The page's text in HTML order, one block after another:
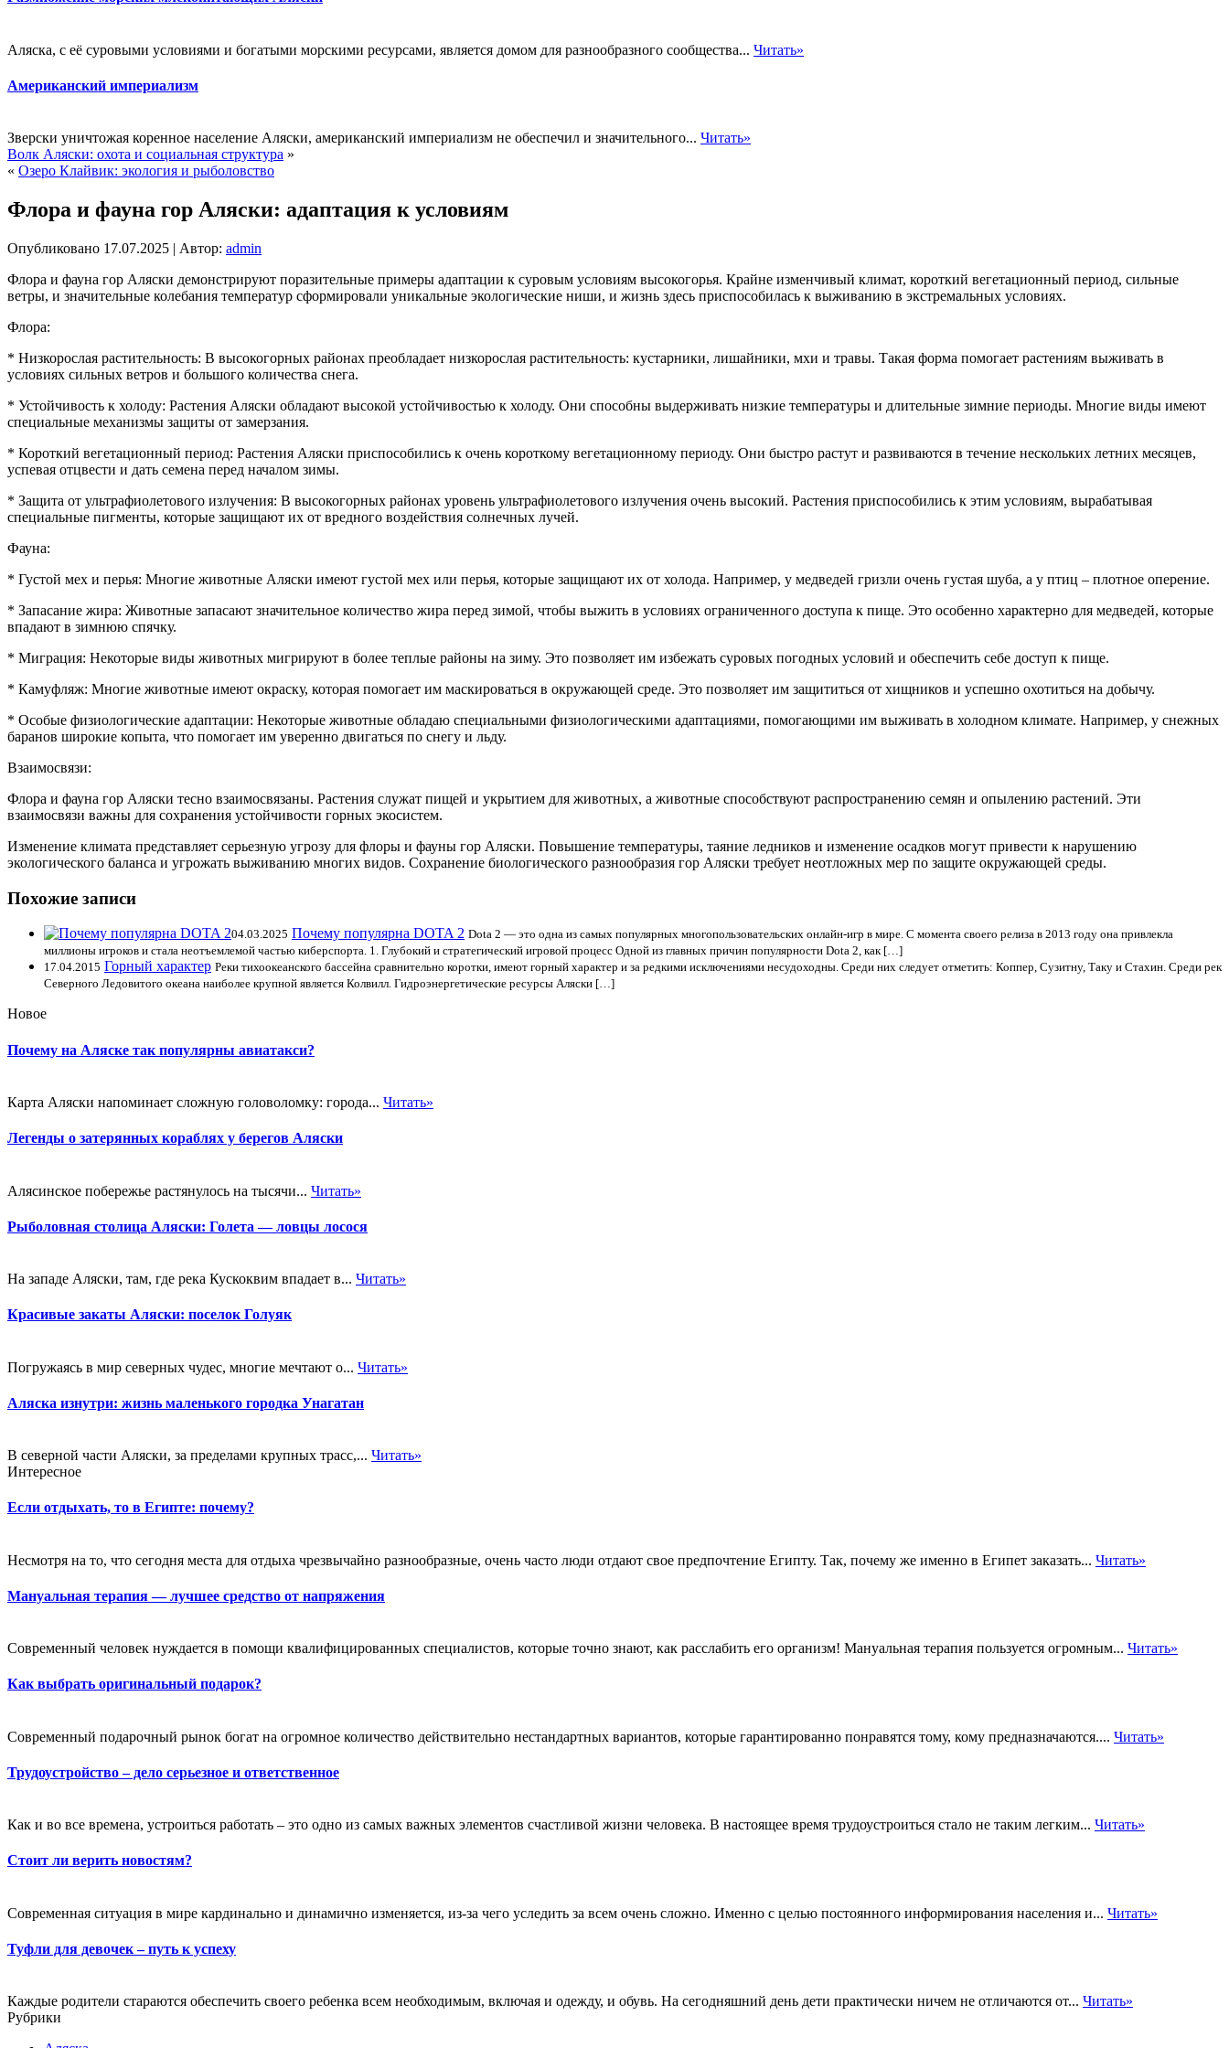
Аляска, с её суровыми условиями и богатыми морскими ресурсами, является домом для разнообразного сообщества... Читать»
Американский империализм
Зверски уничтожая коренное население Аляски, американский империализм не обеспечил и значительного... Читать»
Волк Аляски: охота и социальная структура »
« Озеро Клайвик: экология и рыболовство
Флора и фауна гор Аляски: адаптация к условиям
Опубликовано 17.07.2025 | Автор: admin
Флора и фауна гор Аляски демонстрируют поразительные примеры адаптации к суровым условиям высокогорья. Крайне изменчивый климат, короткий вегетационный период, сильные
ветры, и значительные колебания температур сформировали уникальные экологические ниши, и жизнь здесь приспособилась к выживанию в экстремальных условиях.
Флора:
* Низкорослая растительность: В высокогорных районах преобладает низкорослая растительность: кустарники, лишайники, мхи и травы. Такая форма помогает растениям выживать в
условиях сильных ветров и большого количества снега.
* Устойчивость к холоду: Растения Аляски обладают высокой устойчивостью к холоду. Они способны выдерживать низкие температуры и длительные зимние периоды. Многие виды имеют
специальные механизмы защиты от замерзания.
* Короткий вегетационный период: Растения Аляски приспособились к очень короткому вегетационному периоду. Они быстро растут и развиваются в течение нескольких летних месяцев,
успевая отцвести и дать семена перед началом зимы.
* Защита от ультрафиолетового излучения: В высокогорных районах уровень ультрафиолетового излучения очень высокий. Растения приспособились к этим условиям, вырабатывая
специальные пигменты, которые защищают их от вредного воздействия солнечных лучей.
Фауна:
* Густой мех и перья: Многие животные Аляски имеют густой мех или перья, которые защищают их от холода. Например, у медведей гризли очень густая шуба, а у птиц – плотное оперение.
* Запасание жира: Животные запасают значительное количество жира перед зимой, чтобы выжить в условиях ограниченного доступа к пище. Это особенно характерно для медведей, которые
впадают в зимнюю спячку.
* Миграция: Некоторые виды животных мигрируют в более теплые районы на зиму. Это позволяет им избежать суровых погодных условий и обеспечить себе доступ к пище.
* Камуфляж: Многие животные имеют окраску, которая помогает им маскироваться в окружающей среде. Это позволяет им защититься от хищников и успешно охотиться на добычу.
* Особые физиологические адаптации: Некоторые животные обладаю специальными физиологическими адаптациями, помогающими им выживать в холодном климате. Например, у снежных
баранов широкие копыта, что помогает им уверенно двигаться по снегу и льду.
Взаимосвязи:
Флора и фауна гор Аляски тесно взаимосвязаны. Растения служат пищей и укрытием для животных, а животные способствуют распространению семян и опылению растений. Эти
взаимосвязи важны для сохранения устойчивости горных экосистем.
Изменение климата представляет серьезную угрозу для флоры и фауны гор Аляски. Повышение температуры, таяние ледников и изменение осадков могут привести к нарушению
экологического баланса и угрожать выживанию многих видов. Сохранение биологического разнообразия гор Аляски требует неотложных мер по защите окружающей среды.
Похожие записи
04.03.2025 Почему популярна DOTA 2 Dota 2 — это одна из самых популярных многопользовательских онлайн-игр в мире. С момента своего релиза в 2013 году она привлекла
миллионы игроков и стала неотъемлемой частью киберспорта. 1. Глубокий и стратегический игровой процесс Одной из главных причин популярности Dota 2, как […]
17.04.2015 Горный характер Реки тихоокеанского бассейна сравнительно коротки, имеют горный характер и за редкими исключениями несудоходны. Среди них следует отметить: Коппер, Сузитну, Таку и Стахин. Среди рек
Северного Ледовитого океана наиболее крупной является Колвилл. Гидроэнергетические ресурсы Аляски […]
Новое
Почему на Аляске так популярны авиатакси?
Карта Аляски напоминает сложную головоломку: города... Читать»
Легенды о затерянных кораблях у берегов Аляски
Алясинское побережье растянулось на тысячи... Читать»
Рыболовная столица Аляски: Голета — ловцы лосося
На западе Аляски, там, где река Кускоквим впадает в... Читать»
Красивые закаты Аляски: поселок Голуяк
Погружаясь в мир северных чудес, многие мечтают о... Читать»
Аляска изнутри: жизнь маленького городка Унагатан
В северной части Аляски, за пределами крупных трасс,... Читать»
Интересное
Если отдыхать, то в Египте: почему?
Несмотря на то, что сегодня места для отдыха чрезвычайно разнообразные, очень часто люди отдают свое предпочтение Египту. Так, почему же именно в Египет заказать... Читать»
Мануальная терапия — лучшее средство от напряжения
Современный человек нуждается в помощи квалифицированных специалистов, которые точно знают, как расслабить его организм! Мануальная терапия пользуется огромным... Читать»
Как выбрать оригинальный подарок?
Современный подарочный рынок богат на огромное количество действительно нестандартных вариантов, которые гарантированно понравятся тому, кому предназначаются.... Читать»
Трудоустройство – дело серьезное и ответственное
Как и во все времена, устроиться работать – это одно из самых важных элементов счастливой жизни человека. В настоящее время трудоустроиться стало не таким легким... Читать»
Стоит ли верить новостям?
Современная ситуация в мире кардинально и динамично изменяется, из-за чего уследить за всем очень сложно. Именно с целью постоянного информирования населения и... Читать»
Туфли для девочек – путь к успеху
Каждые родители стараются обеспечить своего ребенка всем необходимым, включая и одежду, и обувь. На сегодняшний день дети практически ничем не отличаются от... Читать»
Рубрики